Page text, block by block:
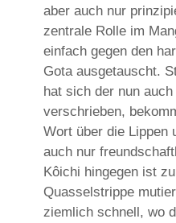
aber auch nur
zentrale Rolle im
einfach gegen den
Gota ausgetauscht.
hat sich der nun
verschrieben,
Wort über die Lippen
auch nur
Kôichi hingegen ist
Quasselstrippe
ziemlich schnell, wo